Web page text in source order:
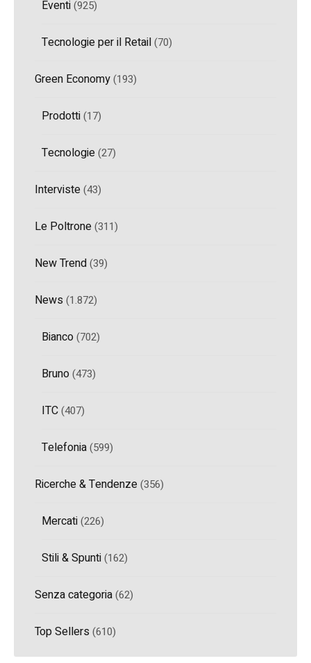
Eventi(925)
Tecnologie per il Retail(70)
Green Economy(193)
Prodotti(17)
Tecnologie(27)
Interviste(43)
Le Poltrone(311)
New Trend(39)
News (1.872)
Bianco(702)
Bruno(473)
ITC(407)
Telefonia(599)
Ricerche & Tendenze(356)
Mercati(226)
Stili & Spunti(162)
Senza categoria(62)
Top Sellers (610)